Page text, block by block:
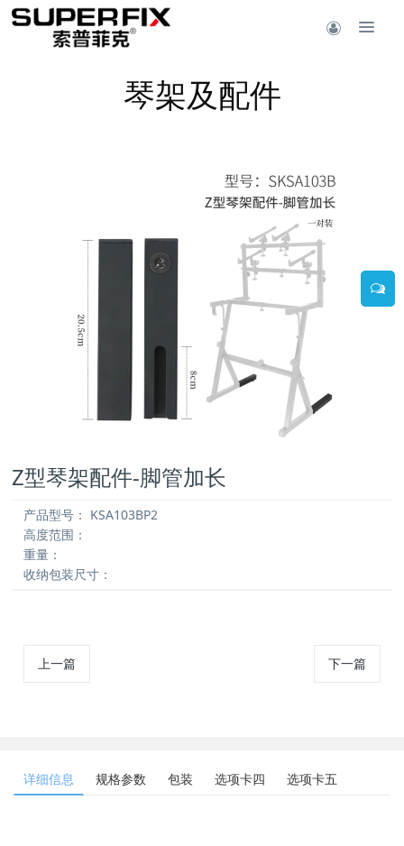
琴架及配件
Z型琴架配件-脚管加长
产品型号： KSA103BP2
高度范围：
重量：
收纳包装尺寸：
上一篇 下一篇
详细信息 规格参数 包装 选项卡四 选项卡五